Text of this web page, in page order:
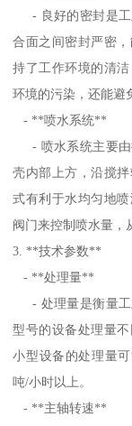
- 良好的密封是工
合面之间密封严密
持了工作环境的清
环境的污染，还能避
- **喷水系统**
- 喷水系统主要由
壳内部上方，沿搅
式有利于水均匀地
阀门来控制喷水量，
3. **技术参数**
- **处理量**
- 处理量是衡量工
型号的设备处理量
小型设备的处理量
吨/小时以上。
- **主轴转速**